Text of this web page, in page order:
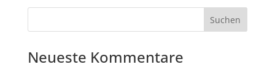
Neueste Kommentare